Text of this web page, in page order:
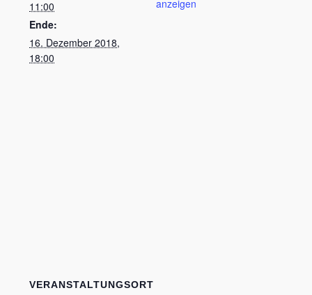
11:00
Ende:
16. Dezember 2018,
18:00
anzeigen
VERANSTALTUNGSORT